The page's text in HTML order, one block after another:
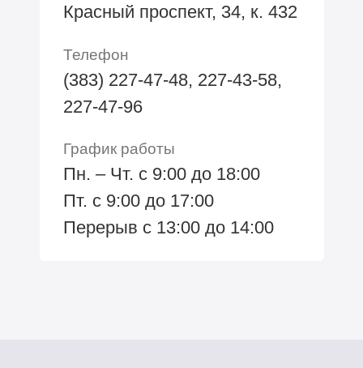
Красный проспект, 34, к. 432
Телефон
(383) 227-47-48, 227-43-58,
227-47-96
График работы
Пн. – Чт. с 9:00 до 18:00
Пт. с 9:00 до 17:00
Перерыв с 13:00 до 14:00